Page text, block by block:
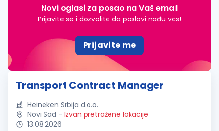
Novi oglasi za posao na Vaš email
Prijavite se i dozvolite da poslovi nađu vas!
Prijavite me
Transport Contract Manager
Heineken Srbija d.o.o.
Novi Sad - Izvan pretražene lokacije
13.08.2026